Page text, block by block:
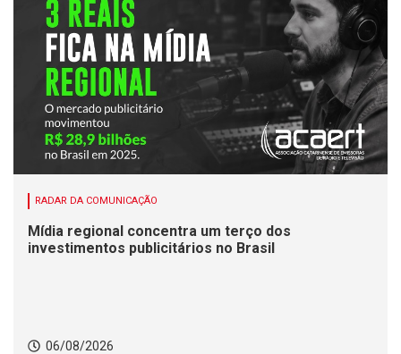
RADAR DA COMUNICAÇÃO
Mídia regional concentra um terço dos
investimentos publicitários no Brasil
06/08/2026